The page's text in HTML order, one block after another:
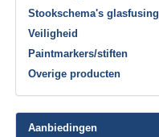
Stookschema's glasfusing
Veiligheid
Paintmarkers/stiften
Overige producten
Aanbiedingen